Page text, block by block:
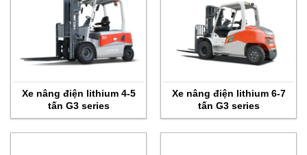
Xe nâng điện lithium 4-5
tấn G3 series
Xe nâng điện lithium 6-7
tấn G3 series